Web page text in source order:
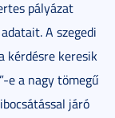
pályázat
A szegedi
kérdésre keresik
e a nagy tömegű
járó